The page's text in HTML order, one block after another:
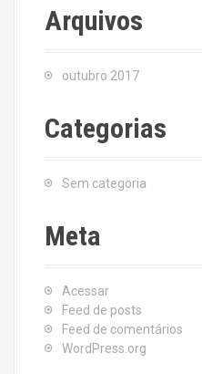
Arquivos
outubro 2017
Categorias
Sem categoria
Meta
Acessar
Feed de posts
Feed de comentários
WordPress.org